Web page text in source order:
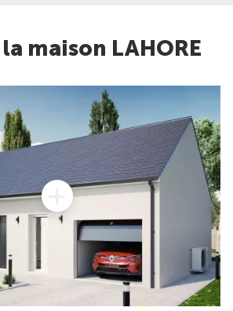
la maison LAHORE